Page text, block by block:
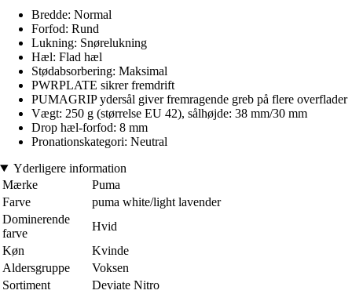
Bredde: Normal
Forfod: Rund
Lukning: Snørelukning
Hæl: Flad hæl
Stødabsorbering: Maksimal
PWRPLATE sikrer fremdrift
PUMAGRIP ydersål giver fremragende greb på flere overflader
Vægt: 250 g (størrelse EU 42), sålhøjde: 38 mm/30 mm
Drop hæl-forfod: 8 mm
Pronationskategori: Neutral
Yderligere information
Mærke
Puma
Farve
puma white/light lavender
Dominerende
farve
Hvid
Køn
Kvinde
Aldersgruppe
Voksen
Sortiment
Deviate Nitro